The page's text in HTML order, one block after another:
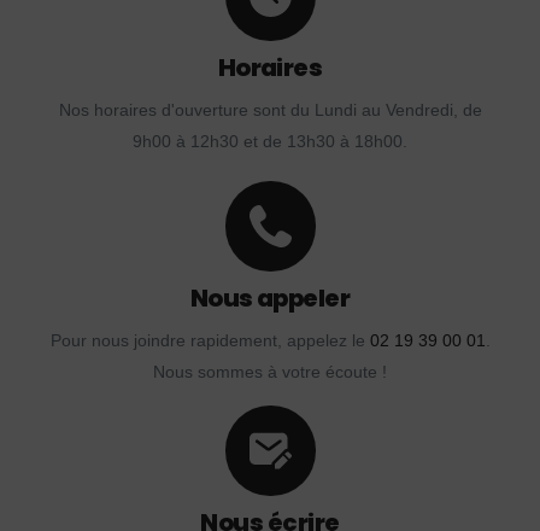
Horaires
Nos horaires d'ouverture sont du Lundi au Vendredi, de
9h00 à 12h30 et de 13h30 à 18h00.
Nous appeler
Pour nous joindre rapidement, appelez le 02 19 39 00 01.
Nous sommes à votre écoute !
Nous écrire